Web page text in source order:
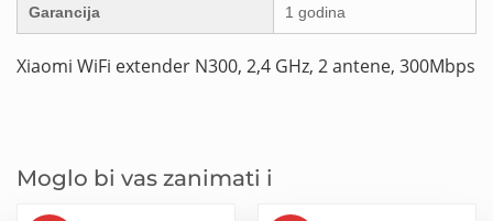
Garancija 1 godina
Xiaomi WiFi extender N300, 2,4 GHz, 2 antene, 300Mbps
Moglo bi vas zanimati i